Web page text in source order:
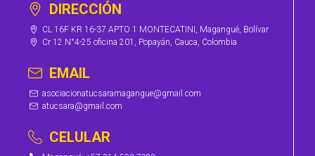
DIRECCIÓN
CL 16F KR 16-37 APTO 1 MONTECATINI, Magangué, Bolívar
Cr 12 N°4-25 oficina 201, Popayán, Cauca, Colombia
EMAIL
asociacionatucsaramagangue@gmail.com
atucsara@gmail.com
CELULAR